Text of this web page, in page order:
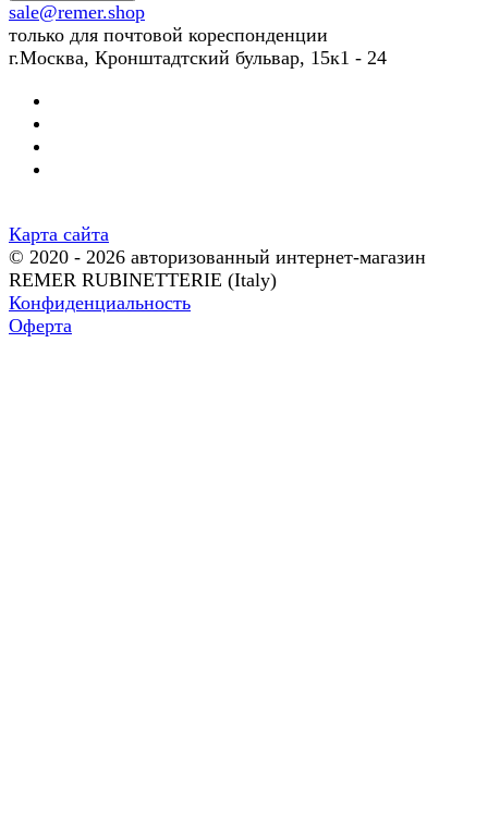
sale@remer.shop
только для почтовой кореспонденции
г.Москва, Кронштадтский бульвар, 15к1 - 24
Карта сайта
© 2020 - 2026 авторизованный интернет-магазин
REMER RUBINETTERIE (Italy)
Конфиденциальность
Оферта